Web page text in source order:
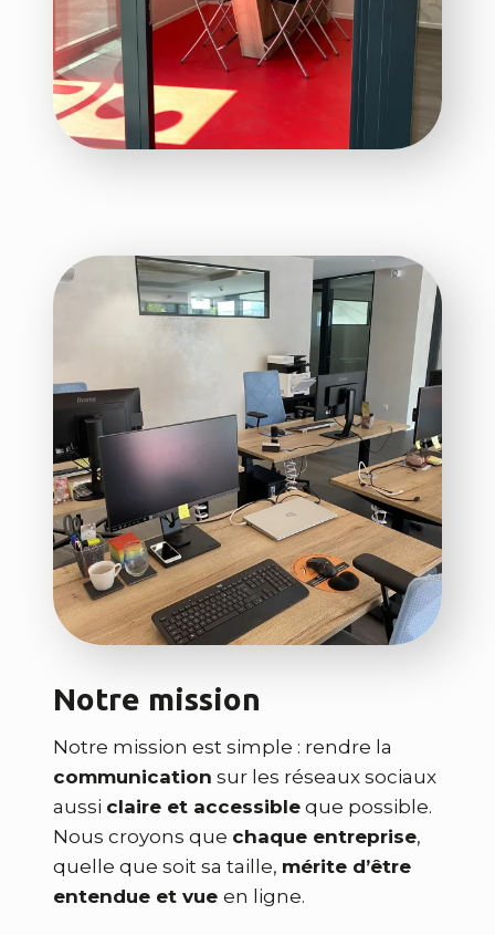
Notre mission
Notre mission est simple : rendre la
communication sur les réseaux sociaux
aussi claire et accessible que possible.
Nous croyons que chaque entreprise,
quelle que soit sa taille, mérite d’être
entendue et vue en ligne.